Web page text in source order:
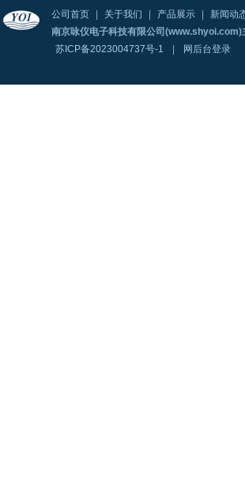
公司首页 关于我们 产品展示 新闻动
南京咏仪电子科技有限公司
苏ICP备2023004737号-1
网后台登录